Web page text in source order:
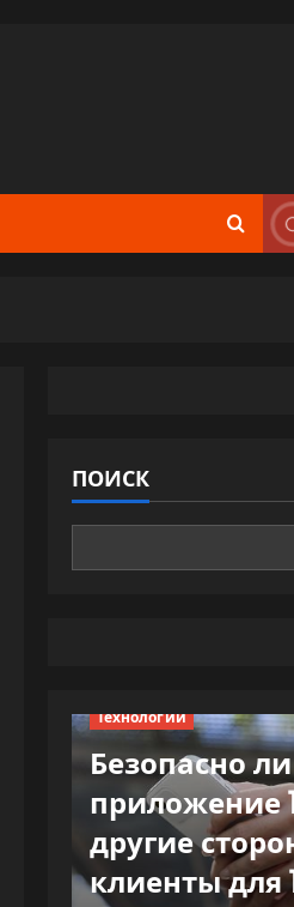
ПОИСК
Технологии
Безопасно ли
приложение
другие
клиенты для